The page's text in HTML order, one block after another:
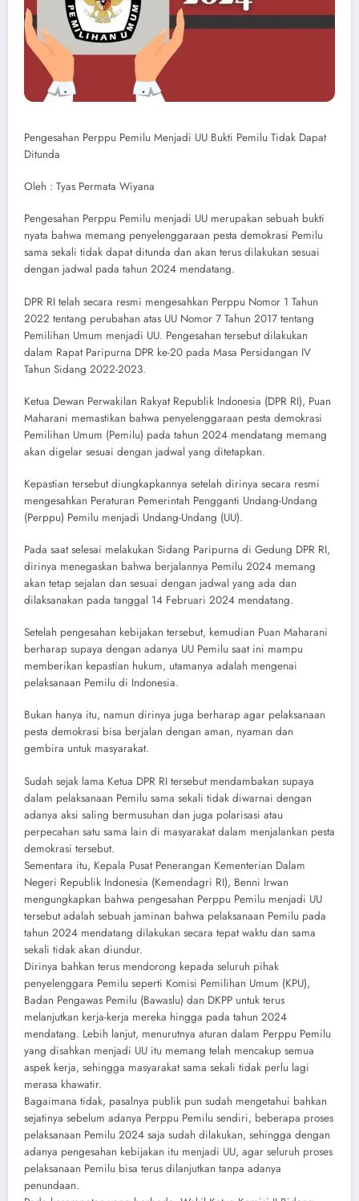
Pengesahan Perppu Pemilu Menjadi UU Bukti Pemilu Tidak Dapat
Ditunda
Oleh : Tyas Permata Wiyana
Pengesahan Perppu Pemilu menjadi UU merupakan sebuah bukti
nyata bahwa memang penyelenggaraan pesta demokrasi Pemilu
sama sekali tidak dapat ditunda dan akan terus dilakukan sesuai
dengan jadwal pada tahun 2024 mendatang.
DPR RI telah secara resmi mengesahkan Perppu Nomor 1 Tahun
2022 tentang perubahan atas UU Nomor 7 Tahun 2017 tentang
Pemilihan Umum menjadi UU. Pengesahan tersebut dilakukan
dalam Rapat Paripurna DPR ke-20 pada Masa Persidangan IV
Tahun Sidang 2022-2023.
Ketua Dewan Perwakilan Rakyat Republik Indonesia (DPR RI), Puan
Maharani memastikan bahwa penyelenggaraan pesta demokrasi
Pemilihan Umum (Pemilu) pada tahun 2024 mendatang memang
akan digelar sesuai dengan jadwal yang ditetapkan.
Kepastian tersebut diungkapkannya setelah dirinya secara resmi
mengesahkan Peraturan Pemerintah Pengganti Undang-Undang
(Perppu) Pemilu menjadi Undang-Undang (UU).
Pada saat selesai melakukan Sidang Paripurna di Gedung DPR RI,
dirinya menegaskan bahwa berjalannya Pemilu 2024 memang
akan tetap sejalan dan sesuai dengan jadwal yang ada dan
dilaksanakan pada tanggal 14 Februari 2024 mendatang.
Setelah pengesahan kebijakan tersebut, kemudian Puan Maharani
berharap supaya dengan adanya UU Pemilu saat ini mampu
memberikan kepastian hukum, utamanya adalah mengenai
pelaksanaan Pemilu di Indonesia.
Bukan hanya itu, namun dirinya juga berharap agar pelaksanaan
pesta demokrasi bisa berjalan dengan aman, nyaman dan
gembira untuk masyarakat.
Sudah sejak lama Ketua DPR RI tersebut mendambakan supaya
dalam pelaksanaan Pemilu sama sekali tidak diwarnai dengan
adanya aksi saling bermusuhan dan juga polarisasi atau
perpecahan satu sama lain di masyarakat dalam menjalankan pesta
demokrasi tersebut.
Sementara itu, Kepala Pusat Penerangan Kementerian Dalam
Negeri Republik Indonesia (Kemendagri RI), Benni Irwan
mengungkapkan bahwa pengesahan Perppu Pemilu menjadi UU
tersebut adalah sebuah jaminan bahwa pelaksanaan Pemilu pada
tahun 2024 mendatang dilakukan secara tepat waktu dan sama
sekali tidak akan diundur.
Dirinya bahkan terus mendorong kepada seluruh pihak
penyelenggara Pemilu seperti Komisi Pemilihan Umum (KPU),
Badan Pengawas Pemilu (Bawaslu) dan DKPP untuk terus
melanjutkan kerja-kerja mereka hingga pada tahun 2024
mendatang. Lebih lanjut, menurutnya aturan dalam Perppu Pemilu
yang disahkan menjadi UU itu memang telah mencakup semua
aspek kerja, sehingga masyarakat sama sekali tidak perlu lagi
merasa khawatir.
Bagaimana tidak, pasalnya publik pun sudah mengetahui bahkan
sejatinya sebelum adanya Perppu Pemilu sendiri, beberapa proses
pelaksanaan Pemilu 2024 saja sudah dilakukan, sehingga dengan
adanya pengesahan kebijakan itu menjadi UU, agar seluruh proses
pelaksanaan Pemilu bisa terus dilanjutkan tanpa adanya
penundaan.